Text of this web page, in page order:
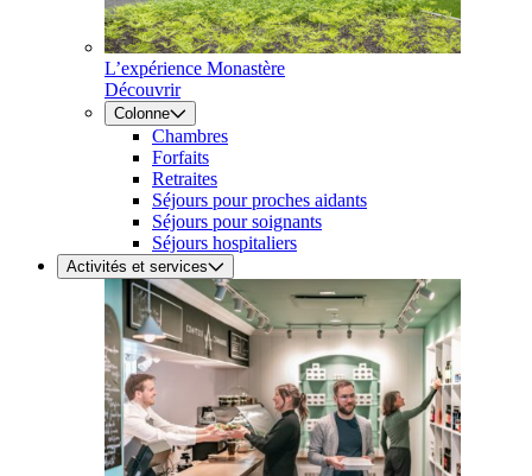
L’expérience Monastère
Découvrir
Colonne
Chambres
Forfaits
Retraites
Séjours pour proches aidants
Séjours pour soignants
Séjours hospitaliers
Activités et services